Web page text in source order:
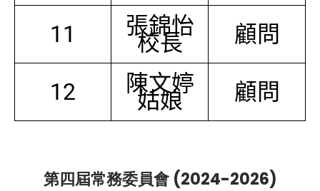
11 張錦怡
校長 顧問
12 陳文婷
姑娘 顧問
第四屆常務委員會 (2024-2026)